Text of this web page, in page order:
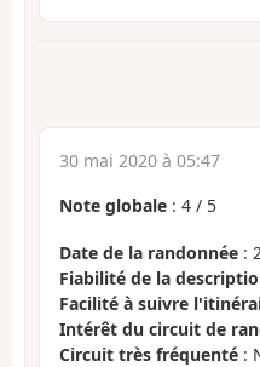
30 mai 2020 à 05:47
Note globale : 4 / 5
Date de la randonnée :
Fiabilité de la
Facilité à suivre
Intérêt du circuit de
Circuit très fréquenté :